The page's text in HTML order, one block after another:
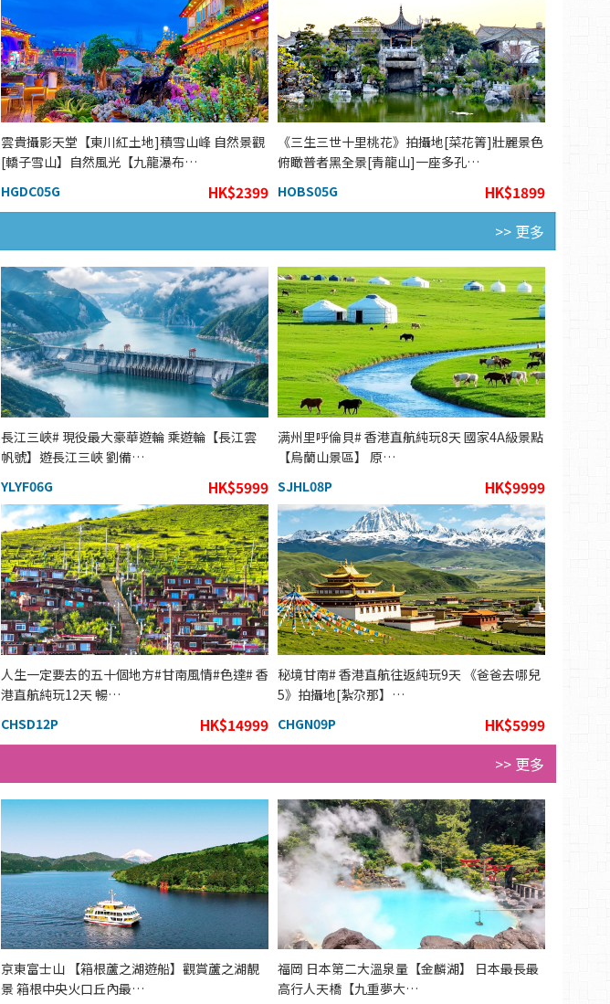
雲貴攝影天堂【東川紅土地]積雪山峰 自然景觀
[轎子雪山】自然風光【九龍瀑布…
HGDC05G
HK$2399
《三生三世十里桃花》拍攝地[菜花箐]壯麗景色
俯瞰普者黑全景[青龍山]一座多孔…
HOBS05G
HK$1899
>> 更多
長江三峽# 現役最大豪華遊輪 乘遊輪【長江雲
帆號】遊長江三峽 劉備…
YLYF06G
HK$5999
满州里呼倫貝# 香港直航純玩8天 國家4A級景點
【烏蘭山景區】 原…
SJHL08P
HK$9999
人生一定要去的五十個地方#甘南風情#色達# 香
港直航純玩12天 暢…
CHSD12P
HK$14999
秘境甘南# 香港直航往返純玩9天 《爸爸去哪兒
5》拍攝地[紮尕那】…
CHGN09P
HK$5999
>> 更多
京東富士山 【箱根蘆之湖遊船】觀賞蘆之湖靚
景 箱根中央火口丘內最…
福岡 日本第二大溫泉量【金麟湖】 日本最長最
高行人天橋【九重夢大…